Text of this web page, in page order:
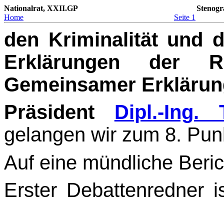
Nationalrat, XXII.GP
Home
Seite 1
den Kriminalität und
Erklärungen der
Gemeinsamer
Präsident Dipl.-Ing.
gelangen wir zum 8.
Auf eine mündliche
Erster Debattenredner